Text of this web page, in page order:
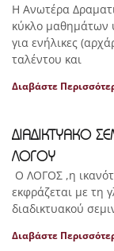
Η Ανωτέρα
κύκλο μαθημάτων
για ενήλικες
ταλέντου και
Διαβάστε
ΔΙΑΔΙΚΤΥΑΚΟ
ΛΟΓΟΥ
Ο ΛΟΓΟΣ ,η
εκφράζεται με τη
διαδικτυακού
Διαβάστε